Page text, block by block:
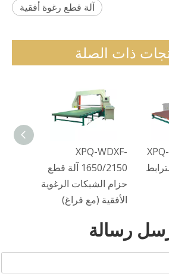
آلة قطع رغوة أفقية
ذات الصلة
XPQ-WDXF-
1650/2150 آلة قطع
حزام الشبكات الرغوية
الأفقية (مع فراغ)
رسالة